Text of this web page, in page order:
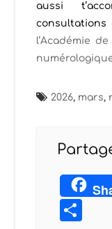
aussi
l’Académie
2026, mars,